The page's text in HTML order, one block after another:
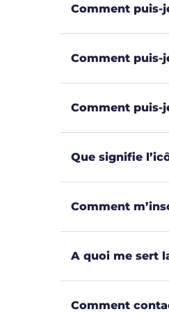
Comment puis-
Comment puis-
Comment puis-
Que signifie
Comment
A quoi me sert
Comment